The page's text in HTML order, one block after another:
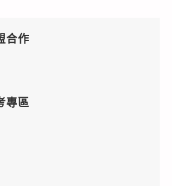
合作
專區